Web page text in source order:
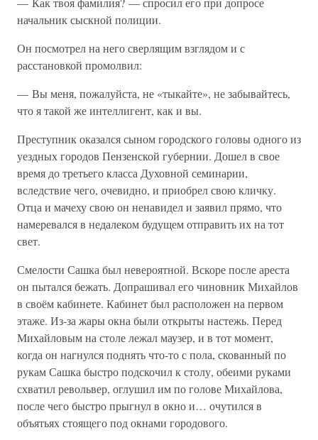
начальник сыскной полиции.
Он посмотрел на него сверлящим взглядом и с
расстановкой промолвил:
— Вы меня, пожалуйста, не «тыкайте», не забывайтесь,
что я такой же интеллигент, как и вы.
Преступник оказался сыном городского головы одного из
уездных городов Пензенской губернии. Дошел в свое
время до третьего класса Духовной семинарии,
вследствие чего, очевидно, и приобрел свою кличку.
Отца и мачеху свою он ненавидел и заявил прямо, что
намеревался в недалеком будущем отправить их на тот
свет.
Смелости Сашка был невероятной. Вскоре после ареста
он пытался бежать. Допрашивал его чиновник Михайлов
в своём кабинете. Кабинет был расположен на первом
этаже. Из-за жары окна были открыты настежь. Перед
Михайловым на столе лежал маузер, и в тот момент,
когда он нагнулся поднять что-то с пола, скованный по
рукам Сашка быстро подскочил к столу, обеими руками
схватил револьвер, оглушил им по голове Михайлова,
после чего быстро прыгнул в окно и… очутился в
объятьях стоящего под окнами городового.